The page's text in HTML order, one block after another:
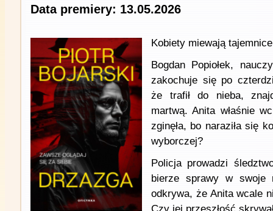
Data premiery: 13.05.2026
Kobiety miewają
Bogdan Popiołek,
zakochuje się po
że trafił do nieba,
martwą. Anita właśnie
zginęła, bo naraziła się
wyborczej?
Policja prowadzi
bierze sprawy w swoje
odkrywa, że Anita wcale